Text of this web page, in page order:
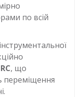
по всій
, що
переміщення